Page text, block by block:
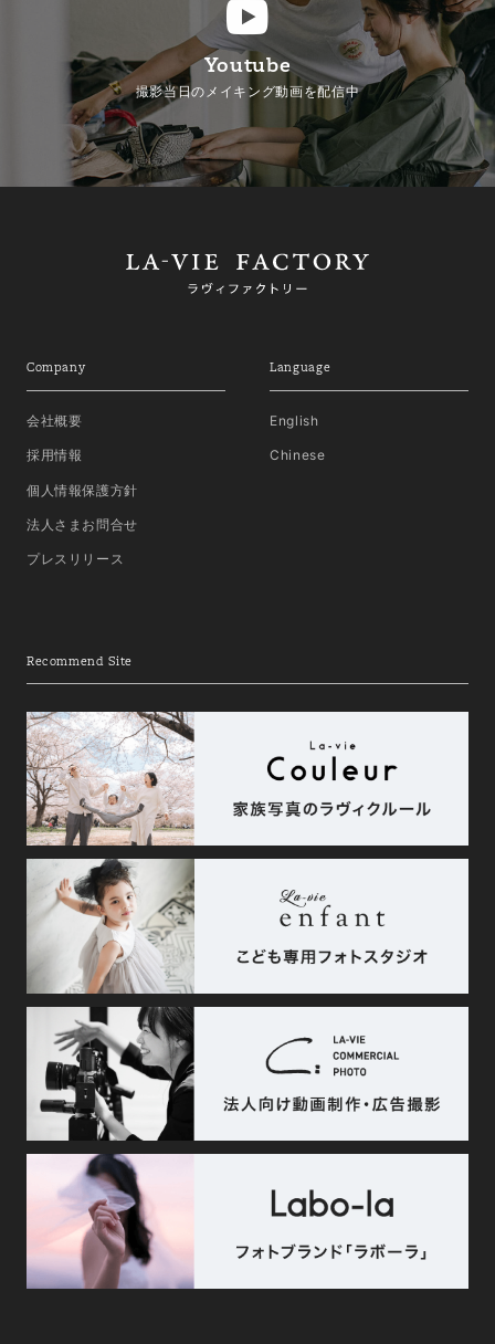
Youtube
撮影当日のメイキング動画を配信中
Company
会社概要
採用情報
個人情報保護方針
法人さまお問合せ
プレスリリース
Language
English
Chinese
Recommend Site